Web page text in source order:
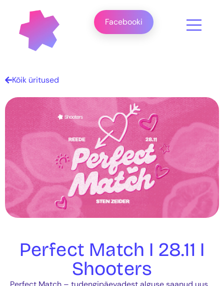
Facebooki
Kõik üritused
Perfect Match I 28.11 I
Shooters